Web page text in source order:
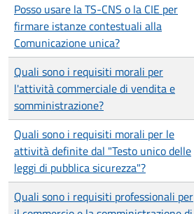
Posso usare la TS-CNS o la CIE per
firmare istanze contestuali alla
Comunicazione unica?
Quali sono i requisiti morali per
l'attività commerciale di vendita e
somministrazione?
Quali sono i requisiti morali per le
attività definite dal "Testo unico delle
leggi di pubblica sicurezza"?
Quali sono i requisiti professionali per